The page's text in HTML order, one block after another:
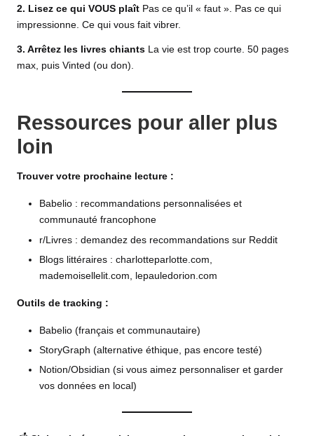
2. Lisez ce qui VOUS plaît Pas ce qu’il « faut ». Pas ce qui
impressionne. Ce qui vous fait vibrer.
3. Arrêtez les livres chiants La vie est trop courte. 50 pages
max, puis Vinted (ou don).
Ressources pour aller plus
loin
Trouver votre prochaine lecture :
Babelio : recommandations personnalisées et
communauté francophone
r/Livres : demandez des recommandations sur Reddit
Blogs littéraires : charlotteparlotte.com,
mademoisellelit.com, lepauledorion.com
Outils de tracking :
Babelio (français et communautaire)
StoryGraph (alternative éthique, pas encore testé)
Notion/Obsidian (si vous aimez personnaliser et garder
vos données en local)